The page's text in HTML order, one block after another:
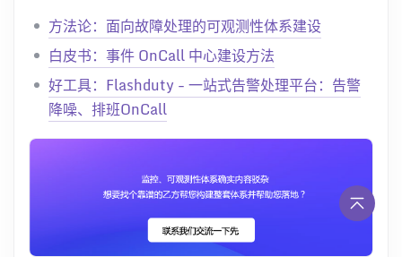
方法论：面向故障处理的可观测性体系建设
白皮书：事件 OnCall 中心建设方法
好工具：Flashduty - 一站式告警处理平台：告警
降噪、排班OnCall